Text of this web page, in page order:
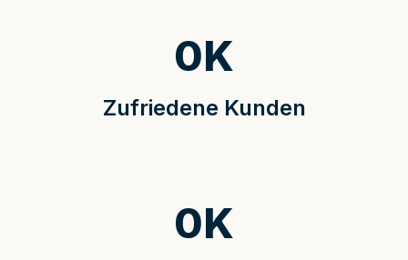
Zufriedene Kunden
0K
0K